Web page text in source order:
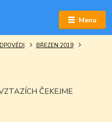
Menu
BŘEZEN 2019
ČEKEJME